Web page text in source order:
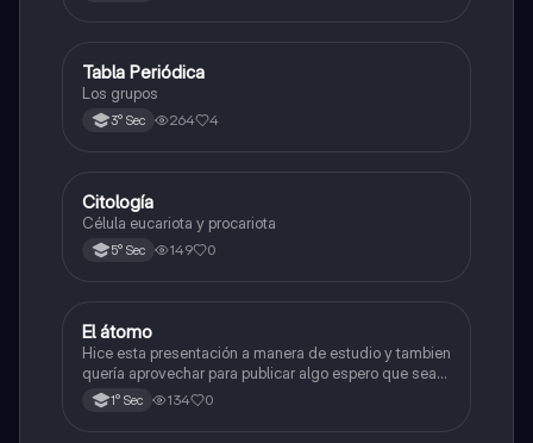
Química
Tabla Periódica
Los grupos
3° Sec 264 4
Ciencia y Tecnología
Citología
Célula eucariota y procariota
5° Sec 149 0
Ciencia y Tecnología
El átomo
Hice esta presentación a manera de estudio y tambien
quería aprovechar para publicar algo espero que sea
de su agrado , habla del átomo y lo básico sobre el,
solo eso bye
1° Sec 134 0